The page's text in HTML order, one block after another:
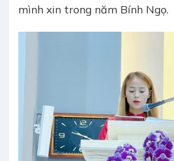
mình xin trong năm Bính Ngọ.